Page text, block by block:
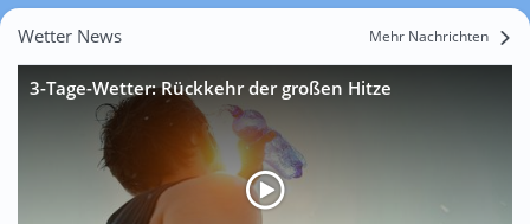
Wetter News Mehr Nachrichten
3-Tage-Wetter: Rückkehr der großen Hitze